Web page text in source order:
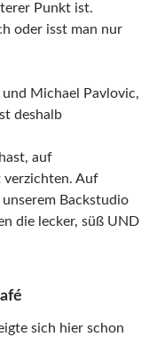
Punkt ist.
oder isst man nur
Michael Pavlovic,
deshalb
auf
verzichten. Auf
Backstudio
die lecker, süß UND
sich hier schon